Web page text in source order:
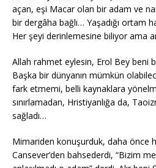
açan, eşi Macar olan bir adam ve
bir dergâha bağlı… Yaşadığı ortam
Her şeyi derinlemesine biliyor ama
Allah rahmet eylesin, Erol Bey beni
Başka bir dünyanın mümkün
fark etmemi, belli kaynaklara
sınırlamadan, Hristiyanlığa da,
sağladı…
Mimariden konuşurduk, daha önce
Cansever’den bahsederdi, “Bizim